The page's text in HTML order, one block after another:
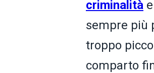
criminalità
sempre più
troppo
comparto